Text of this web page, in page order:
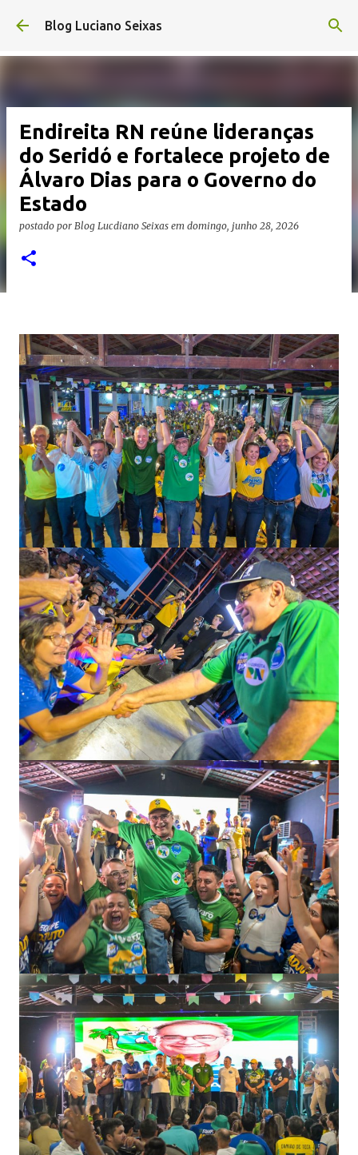
Pular para o conteúdo principal
Blog Luciano Seixas
Endireita RN reúne lideranças
do Seridó e fortalece projeto de
Álvaro Dias para o Governo do
Estado
postado por Blog Lucdiano Seixas em domingo, junho 28, 2026